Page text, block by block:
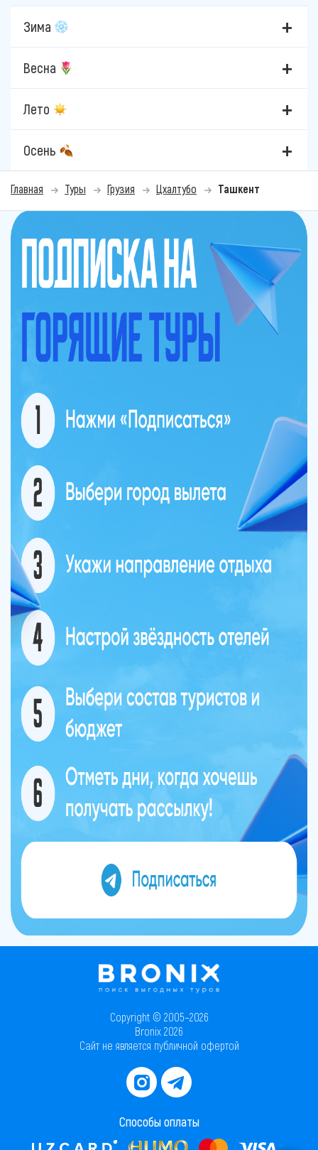
Зима
Весна
Лето
Осень
Главная Туры Грузия Цхалтубо Ташкент
Copyright © 2005–2026
Bronix 2026
Сайт не является публичной офертой
Способы оплаты